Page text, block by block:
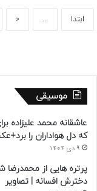
ابتدا ...
«
موسیقی
عاشقانه محمد علیزاده
که دل هواداران را
9 دی 1404
پرتره هایی از محمدرضا
دخترش افسانه | تصاویر